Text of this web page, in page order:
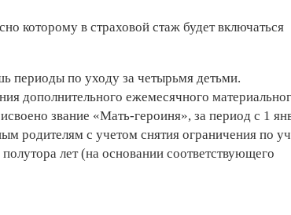
которому в страховой стаж будет включаться
периоды по уходу за четырьмя детьми.
дополнительного ежемесячного
звание «Мать-героиня», за период с 1
родителям с учетом снятия ограничения по
лет (на основании соответствующего